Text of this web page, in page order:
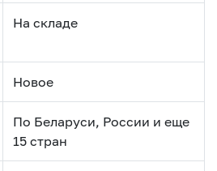
На складе
Новое
По Беларуси, России и еще
15 стран